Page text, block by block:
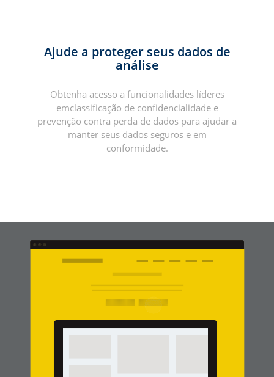
Ajude a proteger seus dados de
análise
Obtenha acesso a funcionalidades líderes
emclassificação de confidencialidade e
prevenção contra perda de dados para ajudar a
manter seus dados seguros e em
conformidade.